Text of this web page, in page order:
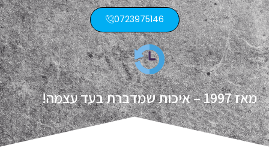
0723975146
איכות שמדברת בעד עצמה!